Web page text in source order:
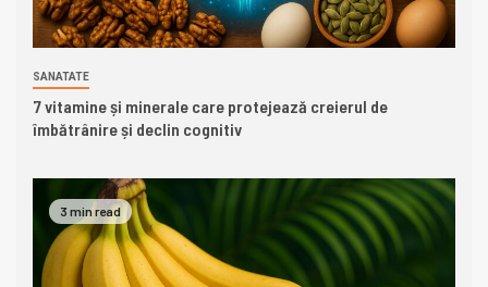
SANATATE
7 vitamine și minerale care protejează creierul de
îmbătrânire și declin cognitiv
3 min read